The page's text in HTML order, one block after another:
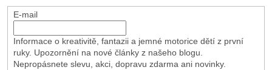
E-mail
Informace o kreativitě, fantazii a jemné motorice dětí z první
ruky. Upozornění na nové články z našeho blogu.
Nepropásnete slevu, akci, dopravu zdarma ani novinky.